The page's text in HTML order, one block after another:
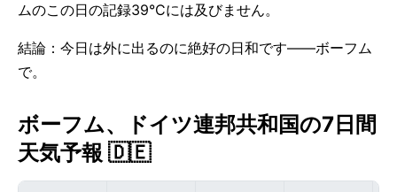
ムのこの日の記録39°Cには及びません。
結論：今日は外に出るのに絶好の日和です——ボーフム
で。
ボーフム、ドイツ連邦共和国の7日間
天気予報 🇩🇪